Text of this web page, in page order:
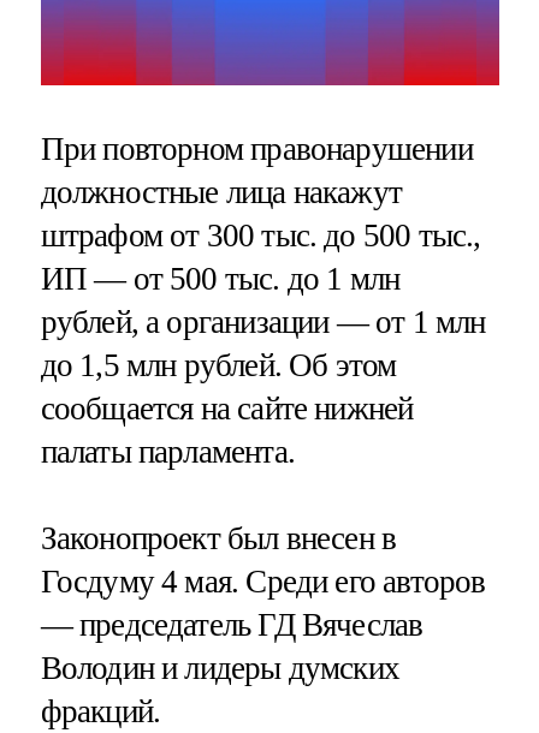
При повторном правонарушении
должностные лица накажут
штрафом от 300 тыс. до 500 тыс.,
ИП — от 500 тыс. до 1 млн
рублей, а организации — от 1 млн
до 1,5 млн рублей. Об этом
сообщается на сайте нижней
палаты парламента.
Законопроект был внесен в
Госдуму 4 мая. Среди его авторов
— председатель ГД Вячеслав
Володин и лидеры думских
фракций.